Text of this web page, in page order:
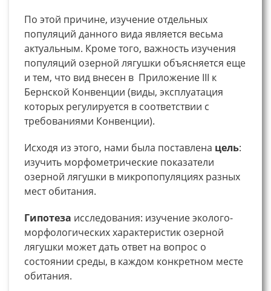
По этой причине, изучение отдельных
популяций данного вида является весьма
актуальным. Кроме того, важность изучения
популяций озерной лягушки объясняется еще
и тем, что вид внесен в Приложение III к
Бернской Конвенции (виды, эксплуатация
которых регулируется в соответствии с
требованиями Конвенции).
Исходя из этого, нами была поставлена цель:
изучить морфометрические показатели
озерной лягушки в микропопуляциях разных
мест обитания.
Гипотеза исследования: изучение эколого-
морфологических характеристик озерной
лягушки может дать ответ на вопрос о
состоянии среды, в каждом конкретном месте
обитания.